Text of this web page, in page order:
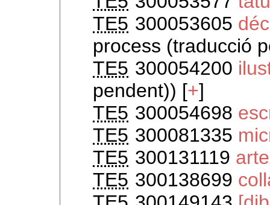
TE5 300053605
process (traducció
TE5 300054200
pendent)) [+]
TE5 300054698
TE5 300081335
TE5 300131119
TE5 300138699